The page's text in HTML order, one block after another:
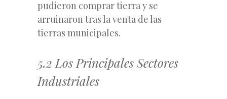
pudieron comprar tierra y se
arruinaron tras la venta de las
tierras municipales.
5.2 Los Principales Sectores
Industriales